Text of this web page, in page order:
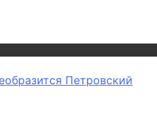
Петровский